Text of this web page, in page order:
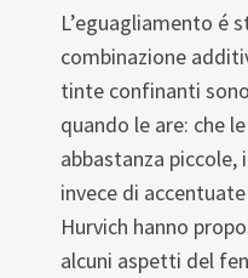
L’eguagliamento é
combinazione
tinte confinanti
quando le are: che
abbastanza piccole,
invece di
Hurvich hanno
alcuni aspetti del